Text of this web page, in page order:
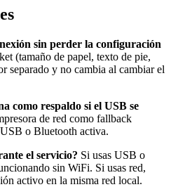
sin perder la configuración
(tamaño de papel, texto de pie,
separado y no cambia al cambiar el
como respaldo si el USB se
de red como fallback
o Bluetooth activa.
el servicio? Si usas USB o
sin WiFi. Si usas red,
activo en la misma red local.